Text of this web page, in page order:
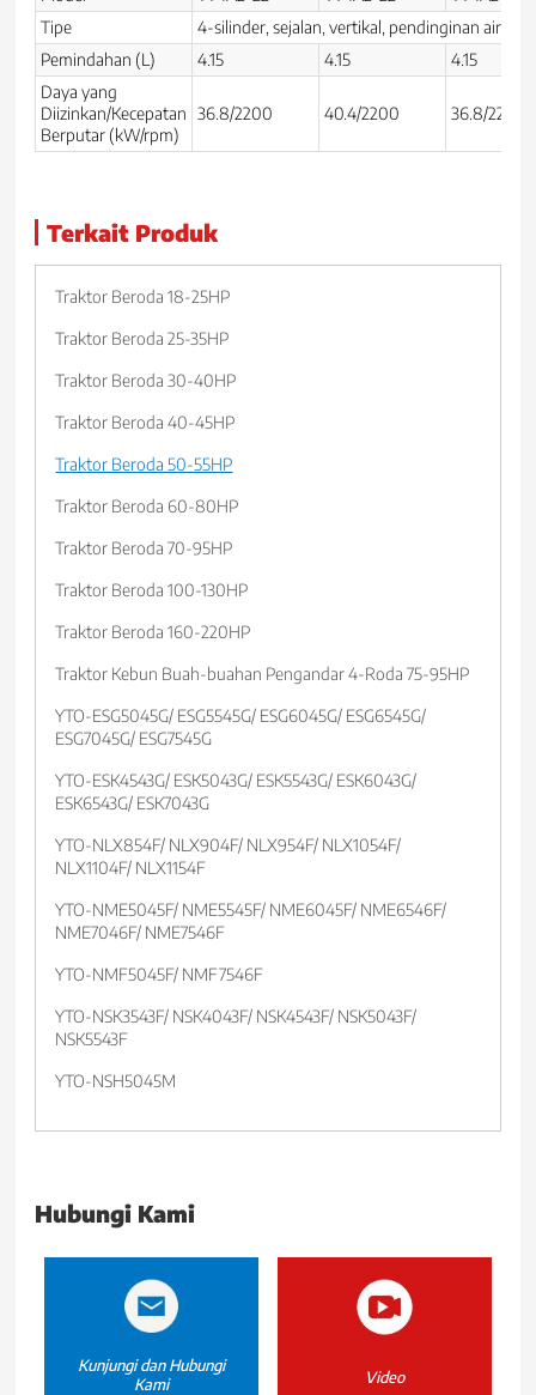
Tipe
4-silinder, sejalan, vertikal, pendinginan air,
Pemindahan (L)
4.15 4.15
4.15
Daya yang
Diizinkan/Kecepatan
Berputar (kW/rpm)
36.8/2200 40.4/2200 36.8/2200
Terkait Produk
Traktor Beroda 18-25HP
Traktor Beroda 25-35HP
Traktor Beroda 30-40HP
Traktor Beroda 40-45HP
Traktor Beroda 50-55HP
Traktor Beroda 60-80HP
Traktor Beroda 70-95HP
Traktor Beroda 100-130HP
Traktor Beroda 160-220HP
Traktor Kebun Buah-buahan Pengandar 4-Roda 75-95HP
YTO-ESG5045G/ ESG5545G/ ESG6045G/ ESG6545G/
ESG7045G/ ESG7545G
YTO-ESK4543G/ ESK5043G/ ESK5543G/ ESK6043G/
ESK6543G/ ESK7043G
YTO-NLX854F/ NLX904F/ NLX954F/ NLX1054F/
NLX1104F/ NLX1154F
YTO-NME5045F/ NME5545F/ NME6045F/ NME6546F/
NME7046F/ NME7546F
YTO-NMF5045F/ NMF7546F
YTO-NSK3543F/ NSK4043F/ NSK4543F/ NSK5043F/
NSK5543F
YTO-NSH5045M
Hubungi Kami
Kunjungi dan Hubungi
Kami
Video